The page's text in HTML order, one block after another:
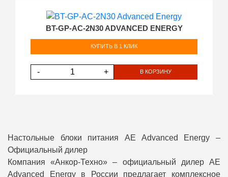
BT-GP-AC-2N30 ADVANCED ENERGY
КУПИТЬ В 1 КЛИК
- + В КОРЗИНУ
Настольные блоки питания AE Advanced Energy –
Официальный дилер
Компания «Анкор-Техно» – официальный дилер AE
Advanced Energy в России предлагает комплексное